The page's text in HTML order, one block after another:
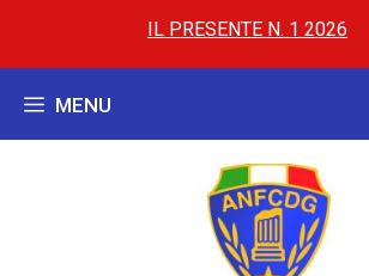
IL PRESENTE N. 1 2026..............
MENU